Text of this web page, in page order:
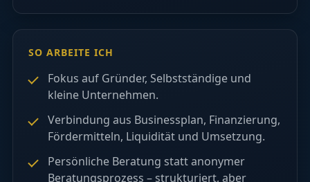
SO ARBEITE ICH
Fokus auf Gründer, Selbstständige und
kleine Unternehmen.
Verbindung aus Businessplan, Finanzierung,
Fördermitteln, Liquidität und Umsetzung.
Persönliche Beratung statt anonymer
Beratungsprozess – strukturiert, aber